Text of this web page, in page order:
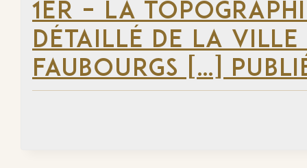
1ER – LA
DÉTAILLÉ DE LA VILLE
FAUBOURGS […]